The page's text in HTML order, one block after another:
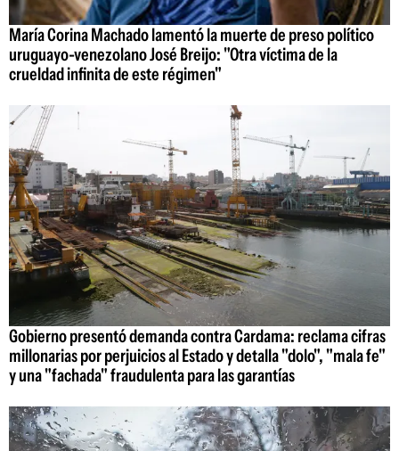
María Corina Machado lamentó la muerte de preso político
uruguayo-venezolano José Breijo: "Otra víctima de la
crueldad infinita de este régimen"
Gobierno presentó demanda contra Cardama: reclama cifras
millonarias por perjuicios al Estado y detalla "dolo", "mala fe"
y una "fachada" fraudulenta para las garantías